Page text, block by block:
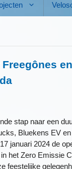
stap naar een
Bluekens EV
januari 2024 de
het Zero Emissie
feestelijke